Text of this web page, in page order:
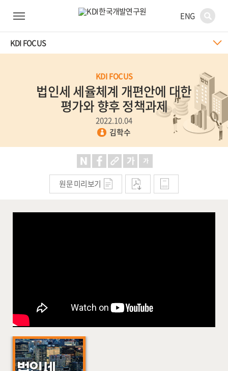
ENG
KDI FOCUS
KDI FOCUS
법인세 세율체계 개편안에 대한
평가와 향후 정책과제
2022.10.04
김학수
원문 미리보기